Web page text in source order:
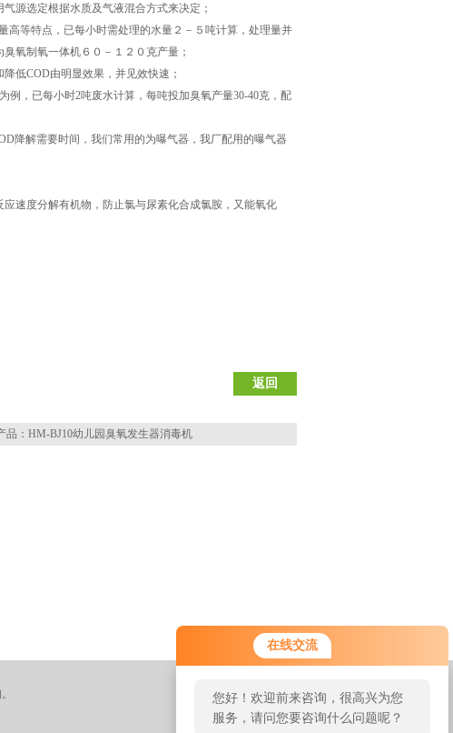
在线交流
您好！欢迎前来咨询，很高兴为您
服务，请问您要咨询什么问题呢？
源选定根据水质及气液混合方式来决定；
等特点，已每小时需处理的水量２－５吨计算，处理量并
氧制氧一体机６０－１２０克产量；
COD由明显效果，并见效快速；
，已每小时2吨废水计算，每吨投加臭氧产量30-40克，配
解需要时间，我们常用的为曝气器，我厂配用的曝气器
度分解有机物，防止氯与尿素化合成氯胺，又能氧化
返回
品： HM-BJ10幼儿园臭氧发生器消毒机